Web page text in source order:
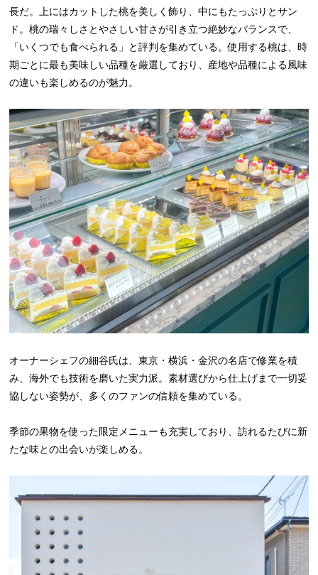
長だ。上にはカットした桃を美しく飾り、中にもたっぷりとサン
ド。桃の瑞々しさとやさしい甘さが引き立つ絶妙なバランスで、
「いくつでも食べられる」と評判を集めている。使用する桃は、時
期ごとに最も美味しい品種を厳選しており、産地や品種による風味
の違いも楽しめるのが魅力。
オーナーシェフの細谷氏は、東京・横浜・金沢の名店で修業を積
み、海外でも技術を磨いた実力派。素材選びから仕上げまで一切妥
協しない姿勢が、多くのファンの信頼を集めている。
季節の果物を使った限定メニューも充実しており、訪れるたびに新
たな味との出会いが楽しめる。